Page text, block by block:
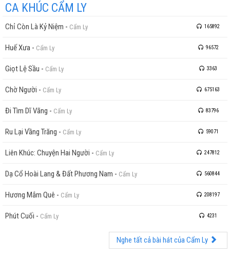
CA KHÚC CẨM LY
Chỉ Còn Là Kỷ Niệm - Cẩm Ly 165892
Huế Xưa - Cẩm Ly 96572
Giọt Lệ Sầu - Cẩm Ly 3363
Chờ Người - Cẩm Ly 675163
Đi Tìm Dĩ Vãng - Cẩm Ly 83796
Ru Lại Vầng Trăng - Cẩm Ly 59071
Liên Khúc: Chuyện Hai Người - Cẩm Ly 247812
Dạ Cổ Hoài Lang & Đất Phương Nam - Cẩm Ly 560844
Hương Mắm Quê - Cẩm Ly 208197
Phút Cuối - Cẩm Ly 4231
Nghe tất cả bài hát của Cẩm Ly